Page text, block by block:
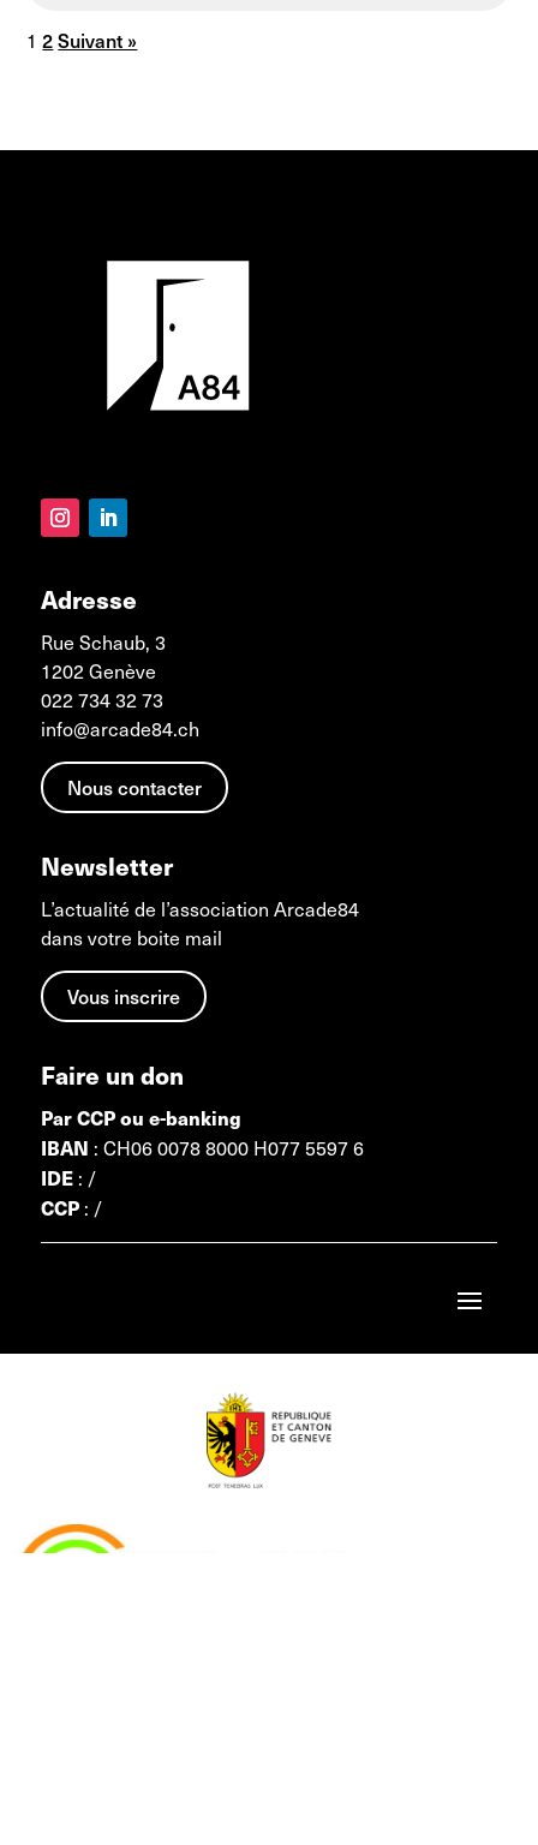
1 2Suivant »
Adresse
Rue Schaub, 3
1202 Genève
022 734 32 73
info@arcade84.ch
Nous contacter
Newsletter
L’actualité de l’association Arcade84
dans votre boite mail
Vous inscrire
Faire un don
Par CCP ou e-banking
IBAN : CH06 0078 8000 H077 5597 6
IDE: /
CCP: /